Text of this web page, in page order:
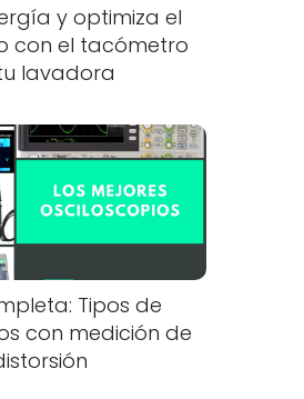
y optimiza el
con el tacómetro
lavadora
Tipos de
con medición de